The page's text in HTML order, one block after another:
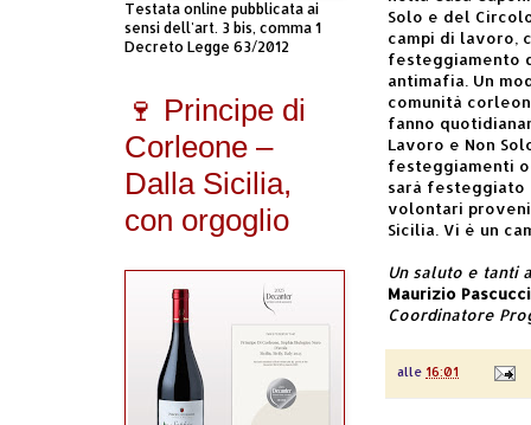
Solo e del
campi di lavoro,
festeggiamento
antimafia. Un
comunità
fanno
Lavoro e Non
festeggiamenti
sarà festeggiato
volontari
Sicilia. Vi è un
Un saluto e tanti
Maurizio Pascucci
Coordinatore
alle 16:01
Testata online pubblicata ai
sensi dell'art. 3 bis, comma 1
Decreto Legge 63/2012
🍷 Principe di
Corleone –
Dalla Sicilia,
con orgoglio